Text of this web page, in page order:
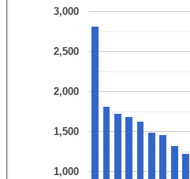
1,000
1,500
2,000
2,500
3,000